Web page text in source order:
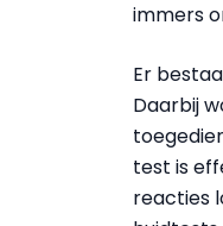
immers
Er
Daarbij
test is
reacties